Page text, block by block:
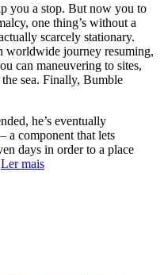
you a stop. But now you to
one thing’s without a
scarcely stationary.
worldwide journey resuming,
can maneuvering to sites,
sea. Finally, Bumble
he’s eventually
a component that lets
days in order to a place
Ler mais